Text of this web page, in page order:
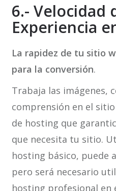
6.- Velocidad
Experiencia
La rapidez de tu sitio
para la conversión.
Trabaja las imágenes,
comprensión en el
de hosting que
que necesita tu sitio.
hosting básico, puede
pero será necesario
hosting profesional en